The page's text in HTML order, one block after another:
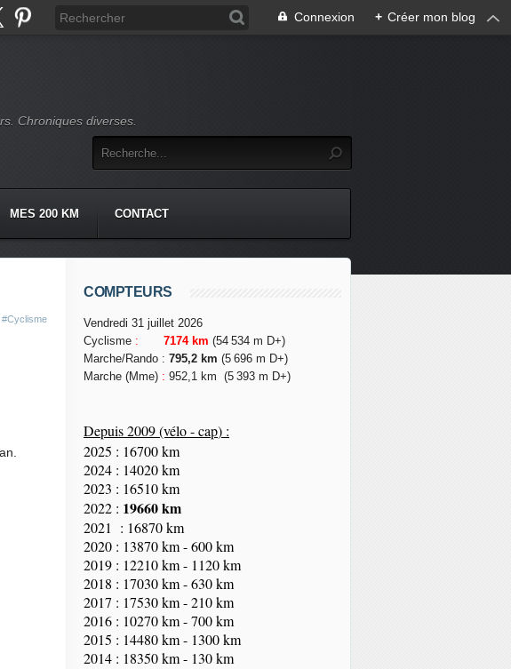
Connexion + Créer mon blog
Chroniques diverses.
MES 200 KM CONTACT
#Cyclisme
COMPTEURS
Vendredi 31 juillet 2026
Cyclisme : 7174 km (54 534 m D+)
Marche/Rando : 795,2 km (5 696 m D+)
Marche (Mme) : 952,1 km (5 393 m D+)
Depuis 2009 (vélo - cap) :
2025 : 16700 km
2024 : 14020 km
2023 : 16510 km
2022 : 19660 km
2021 : 16870 km
2020 : 13870 km - 600 km
2019 : 12210 km - 1120 km
2018 : 17030 km - 630 km
2017 : 17530 km - 210 km
2016 : 10270 km - 700 km
2015 : 14480 km - 1300 km
2014 : 18350km- 130 km